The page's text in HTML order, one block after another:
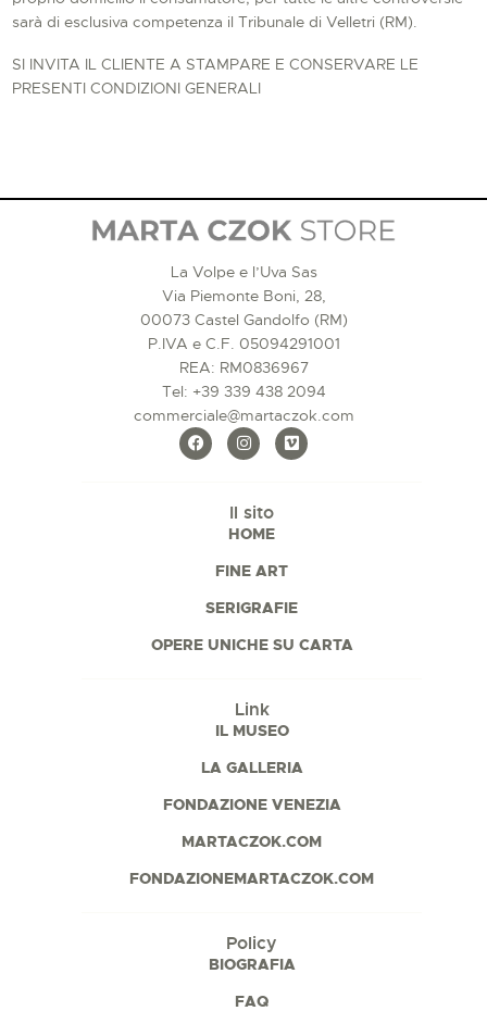
sarà di esclusiva competenza il Tribunale di Velletri (RM).
SI INVITA IL CLIENTE A STAMPARE E CONSERVARE LE
PRESENTI CONDIZIONI GENERALI
La Volpe e l’Uva Sas
Via Piemonte Boni, 28,
00073 Castel Gandolfo (RM)
P.IVA e C.F. 05094291001
REA: RM0836967
Tel: +39 339 438 2094
commerciale@martaczok.com
Il sito
HOME
FINE ART
SERIGRAFIE
OPERE UNICHE SU CARTA
Link
IL MUSEO
LA GALLERIA
FONDAZIONE VENEZIA
MARTACZOK.COM
FONDAZIONEMARTACZOK.COM
Policy
BIOGRAFIA
FAQ